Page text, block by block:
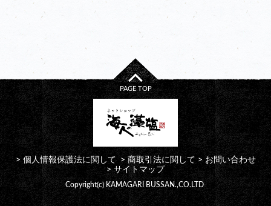
PAGE TOP
個人情報保護法に関して 商取引法に関して
お問い合わせ
サイトマップ
Copyright(c) KAMAGARI BUSSAN.,CO.LTD